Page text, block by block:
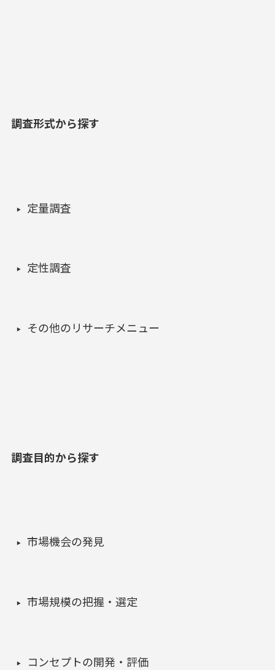
調査形式から探す
定量調査
定性調査
その他のリサーチメニュー
調査目的から探す
市場機会の発見
市場規模の把握・選定
コンセプトの開発・評価